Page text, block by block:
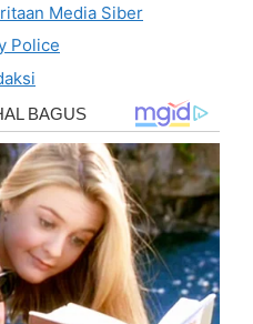
Media Siber
Police